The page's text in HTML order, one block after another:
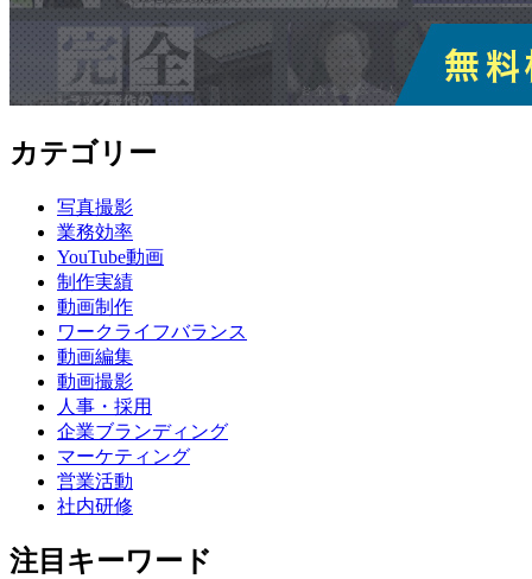
カテゴリー
写真撮影
業務効率
YouTube動画
制作実績
動画制作
ワークライフバランス
動画編集
動画撮影
人事・採用
企業ブランディング
マーケティング
営業活動
社内研修
注目キーワード